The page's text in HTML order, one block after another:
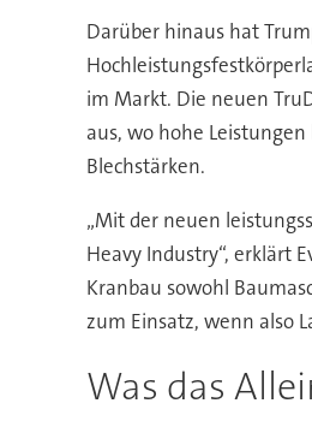
Darüber hinaus hat
im Markt. Die neuen
aus, wo hohe
Blechstärken.
„Mit der neuen
Heavy Industry“, erklärt
Kranbau sowohl
zum Einsatz, wenn also
Was das